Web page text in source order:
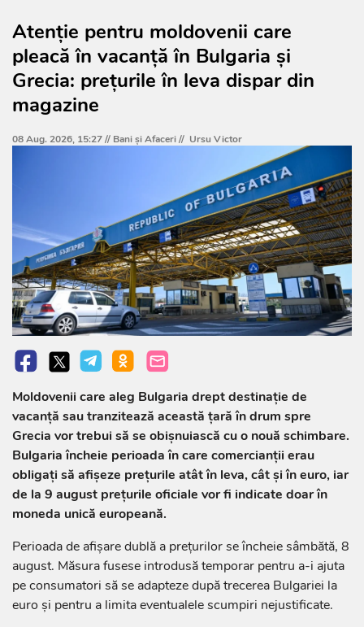
Atenție pentru moldovenii care
pleacă în vacanță în Bulgaria și
Grecia: prețurile în leva dispar din
magazine
08 Aug. 2026, 15:27 // Bani și Afaceri// Ursu Victor
Moldovenii care aleg Bulgaria drept destinație de
vacanță sau tranzitează această țară în drum spre
Grecia vor trebui să se obișnuiască cu o nouă schimbare.
Bulgaria încheie perioada în care comercianții erau
obligați să afișeze prețurile atât în leva, cât și în euro, iar
de la 9 august prețurile oficiale vor fi indicate doar în
moneda unică europeană.
Perioada de afișare dublă a prețurilor se încheie sâmbătă, 8
august. Măsura fusese introdusă temporar pentru a-i ajuta
pe consumatori să se adapteze după trecerea Bulgariei la
euro și pentru a limita eventualele scumpiri nejustificate.